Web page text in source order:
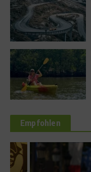
Empfohlen